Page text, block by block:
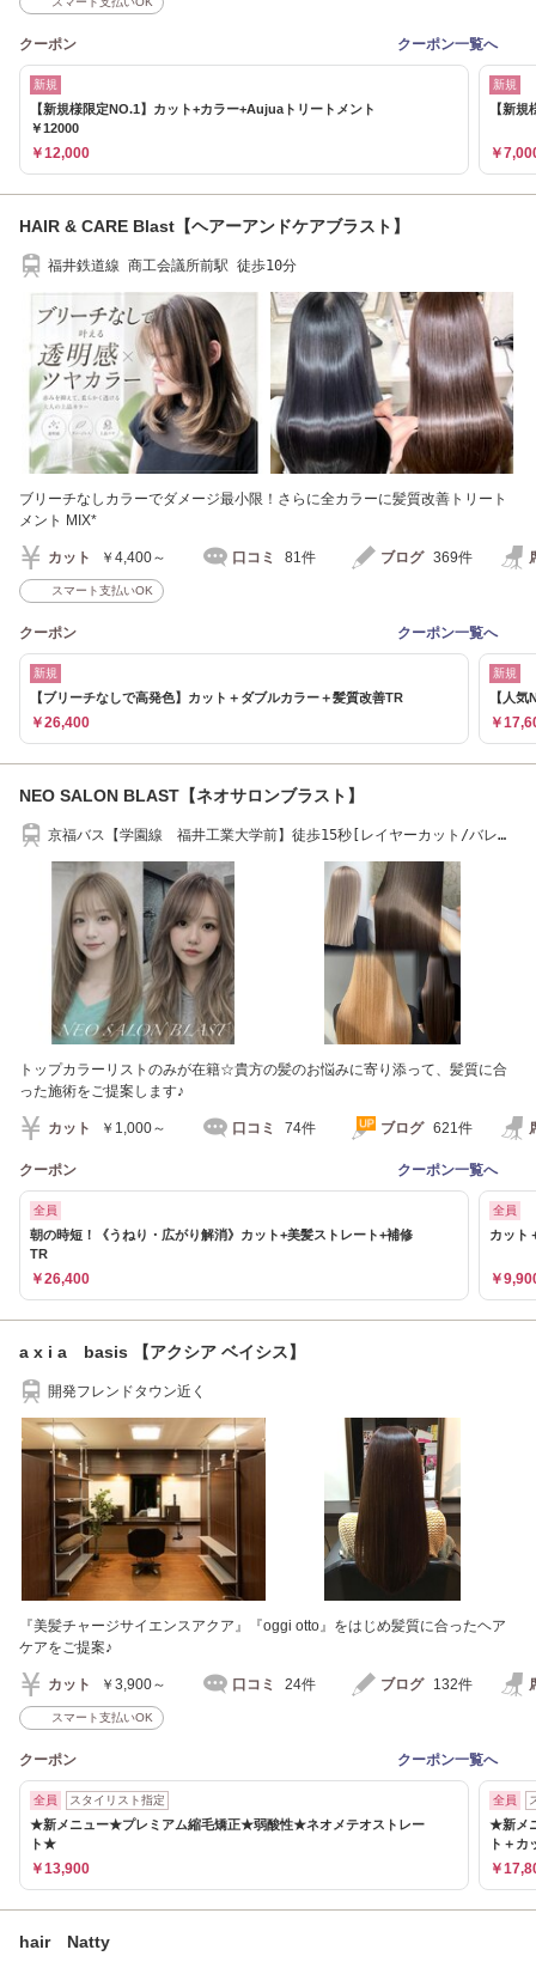
クーポン クーポン一覧へ
新規
【新規様限定NO.1】カット+カラー+Aujuaトリートメント
￥12000
￥12,000
新規
【新
￥
HAIR & CARE Blast【ヘアーアンドケアブラスト】
福井鉄道線 商工会議所前駅 徒歩10分
ブリーチなしカラーでダメージ最小限！さらに全カラーに髪質改善トリート
メント MIX*
カット ￥4,400～ 口コミ 81件 ブログ 369件
スマート支払いOK
クーポン クーポン一覧へ
新規
【ブリーチなしで高発色】カット＋ダブルカラー＋髪質改善TR
￥26,400
新規
【人
￥
NEO SALON BLAST【ネオサロンブラスト】
京福バス【学園線 福井工業大学前】徒歩15秒[レイヤーカット/バレイ
トップカラーリストのみが在籍☆貴方の髪のお悩みに寄り添って、髪質に合
った施術をご提案します♪
カット ￥1,000～ 口コミ 74件 ブログ 621件
クーポン クーポン一覧へ
全員
朝の時短！《うねり・広がり解消》カット+美髪ストレート+補修
TR
￥26,400
全員
カット
￥
a x i a basis 【アクシア ベイシス】
開発フレンドタウン近く
『美髪チャージサイエンスアクア』『oggi otto』をはじめ髪質に合ったヘア
ケアをご提案♪
カット ￥3,900～ 口コミ 24件 ブログ 132件
スマート支払いOK
クーポン クーポン一覧へ
全員 スタイリスト指定
★新メニュー★プレミアム縮毛矯正★弱酸性★ネオメテオストレー
ト★
￥13,900
全員
★新メ
ト＋
￥
hair Natty